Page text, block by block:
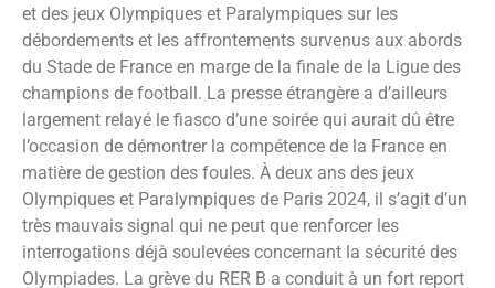
et des jeux Olympiques et Paralympiques sur les
débordements et les affrontements survenus aux abords
du Stade de France en marge de la finale de la Ligue des
champions de football. La presse étrangère a d’ailleurs
largement relayé le fiasco d’une soirée qui aurait dû être
l’occasion de démontrer la compétence de la France en
matière de gestion des foules. À deux ans des jeux
Olympiques et Paralympiques de Paris 2024, il s’agit d’un
très mauvais signal qui ne peut que renforcer les
interrogations déjà soulevées concernant la sécurité des
Olympiades. La grève du RER B a conduit à un fort report